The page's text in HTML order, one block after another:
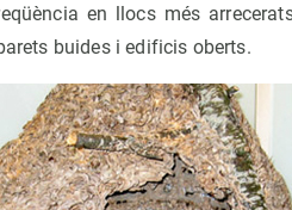
en llocs més
buides i edificis oberts.